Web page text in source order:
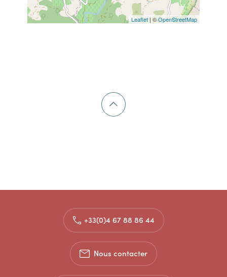
Leaflet| ©OpenStreetMap
+33(0)4 67 88 86 44
Nous contacter